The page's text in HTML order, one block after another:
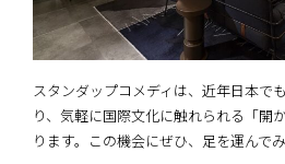
スタンダップコメディは、近年日本で
り、気軽に国際文化に触れられる「開
ります。この機会にぜひ、足を運んで